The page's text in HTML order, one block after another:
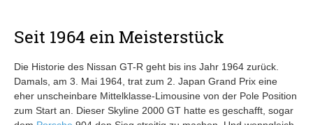
Seit 1964 ein Meisterstück
Die Historie des Nissan GT-R geht bis ins Jahr 1964 zurück.
Damals, am 3. Mai 1964, trat zum 2. Japan Grand Prix eine
eher unscheinbare Mittelklasse-Limousine von der Pole Position
zum Start an. Dieser Skyline 2000 GT hatte es geschafft, sogar